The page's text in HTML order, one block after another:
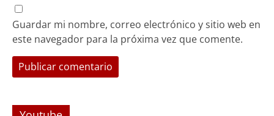
Guardar mi nombre, correo electrónico y sitio web en
este navegador para la próxima vez que comente.